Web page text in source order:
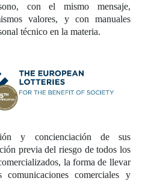
con el mismo mensaje,
valores, y con manuales
técnico en la materia.
y concienciación de sus
previa del riesgo de todos los
la forma de llevar
comerciales y